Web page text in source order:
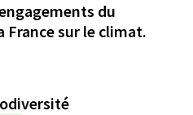
du
France sur le climat.